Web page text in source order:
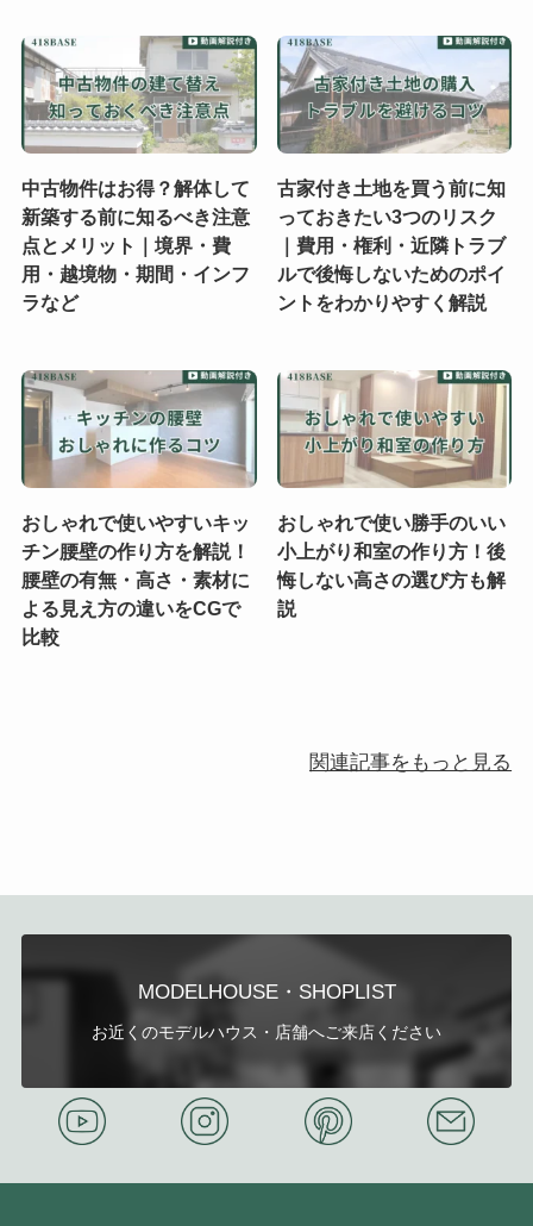
中古物件はお得？解体して
新築する前に知るべき注意
点とメリット｜境界・費
用・越境物・期間・インフ
ラなど
古家付き土地を買う前に知
っておきたい3つのリスク
｜費用・権利・近隣トラブ
ルで後悔しないためのポイ
ントをわかりやすく解説
おしゃれで使いやすいキッ
チン腰壁の作り方を解説！
腰壁の有無・高さ・素材に
よる見え方の違いをCGで
比較
おしゃれで使い勝手のいい
小上がり和室の作り方！後
悔しない高さの選び方も解
説
関連記事をもっと見る
MODELHOUSE・SHOPLIST
お近くのモデルハウス・店舗へご来店ください